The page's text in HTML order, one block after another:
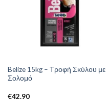
Belize 15kg – Τροφή Σκύλου με
Σολομό
€42.90